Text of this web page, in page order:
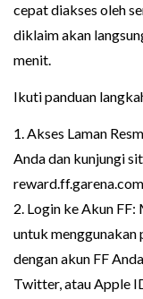
cepat diakses oleh
diklaim akan
menit.
Ikuti panduan
1. Akses Laman
Anda dan kunjungi
2. Login ke Akun
untuk
dengan akun FF
Twitter, atau Apple